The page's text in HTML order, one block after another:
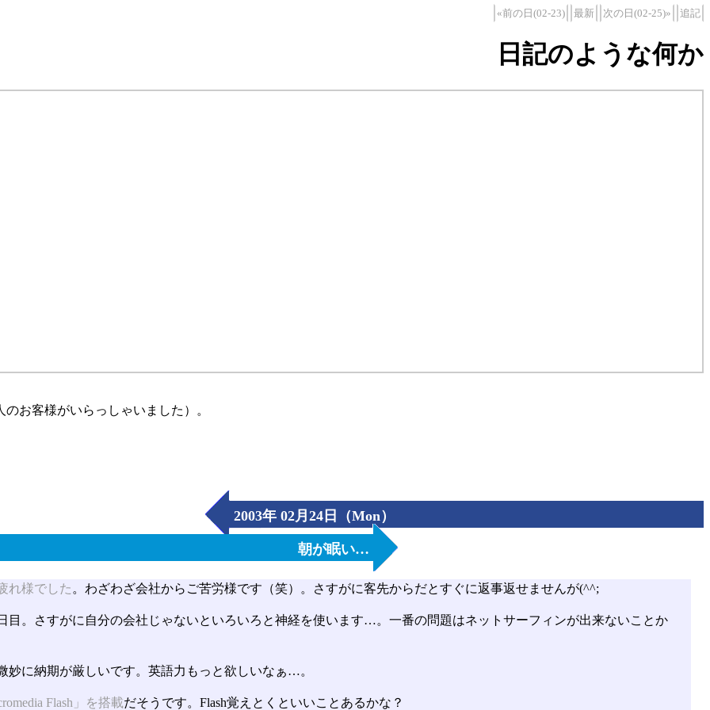
«前の日(02-23) 最新 次の日(02-25)» 追記
日記のような何か
お客様がいらっしゃいました）。
2003年 02月24日（Mon）
朝が眠い…
れ様でした 。わざわざ会社からご苦労様です（笑）。さすがに客先からだとすぐに返事返せませんが(^^;
目。さすがに自分の会社じゃないといろいろと神経を使います…。一番の問題はネットサーフィンが出来ないことか
妙に納期が厳しいです。英語力もっと欲しいなぁ…。
Flash」を搭載だそうです。Flash覚えとくといいことあるかな？